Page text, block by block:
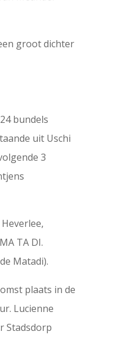
groot dichter
bundels
uit Uschi
3
TA DI.
Matadi).
plaats in de
Lucienne
Stadsdorp